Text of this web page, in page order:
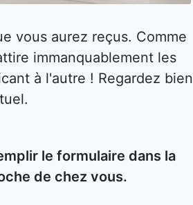
vous aurez reçus. Comme
immanquablement les
à l'autre ! Regardez bien
le formulaire dans la
de chez vous.